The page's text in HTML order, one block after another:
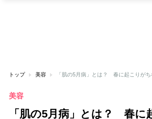
トップ 美容
美容
「肌の5月病」とは？ 春に